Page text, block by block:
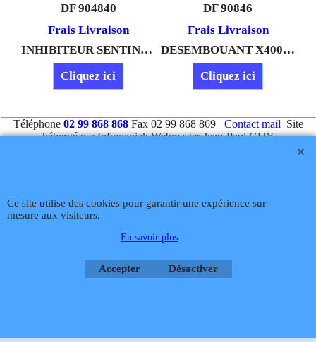
DF 904840
Frais Livraison
INHIBITEUR SENTINEL X100 1 LITRE
Cliquez ici
DF 90846
Frais Livraison
DESEMBOUANT X400 1 LITRE
Cliquez ici
Téléphone 02 99 868 868Fax 02 99 868 869 Contact mail Site
hébergé par Infomaniak Webmaster Jean-Paul GUY
eCommerce ShopFactory
Ce site utilise des cookies pour garantir une expérience sur
mesure aux visiteurs.
En savoir plus
Accepter Désactiver